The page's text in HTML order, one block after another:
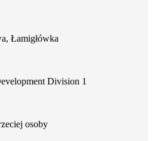
Łamigłówka
Division 1
osoby